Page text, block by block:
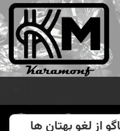
از لغو بهتان ها